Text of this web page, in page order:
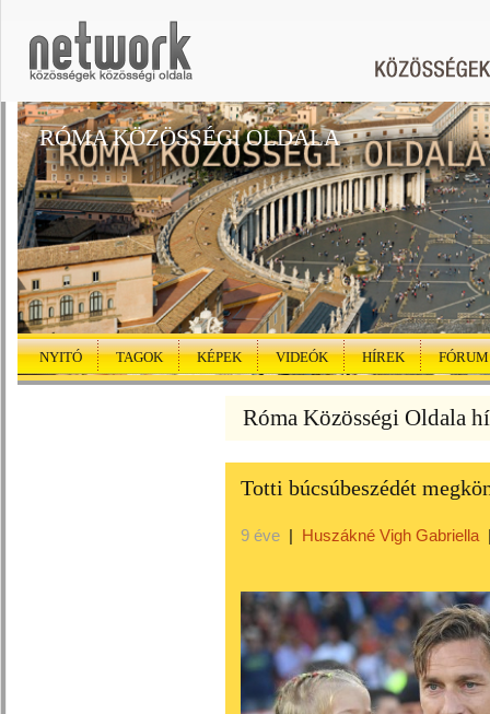
RÓMA KÖZÖSSÉGI OLDALA
NYITÓ TAGOK KÉPEK VIDEÓK HÍREK FÓRUM
Róma Közösségi Oldala
Totti búcsúbeszédét
9 éve | Huszákné Vigh Gabriella